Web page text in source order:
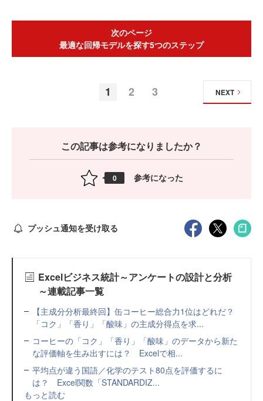
次のページ
最適な回帰モデルを探す5つのステップ
1 2 3 NEXT
この記事は参考になりましたか？
0 参考になった
プッシュ通知を受け取る
Excelビジネス統計～アンケートの設計と分析
～連載記事一覧
【主成分分析最終回】缶コーヒー総合力1位はどれだ？
「コク」「香り」「酸味」の主成分得点を求...
コーヒーの「コク」「香り」「酸味」のデータから新た
な評価軸を生み出すには？ Excelで相...
平均点が違う国語／化学のテスト80点を評価するに
は？ Excel関数「STANDARDIZ...
もっと読む